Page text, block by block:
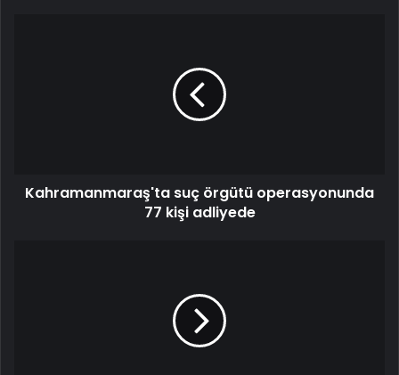
Kahramanmaraş'ta suç örgütü operasyonunda
77 kişi adliyede